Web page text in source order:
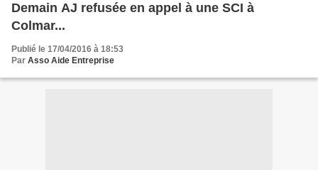
Demain AJ refusée en appel à une SCI à
Colmar...
Publié le 17/04/2016 à 18:53
Par Asso Aide Entreprise